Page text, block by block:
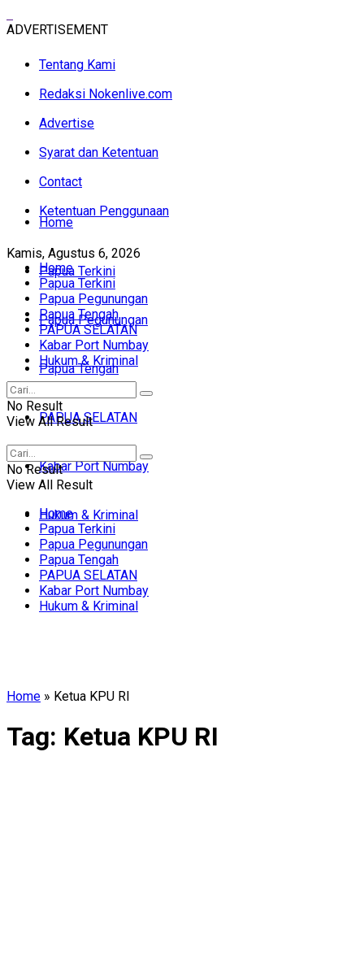
ADVERTISEMENT
Tentang Kami
Redaksi Nokenlive.com
Advertise
Syarat dan Ketentuan
Contact
Ketentuan Penggunaan
Kamis, Agustus 6, 2026
Home
Papua Terkini
Papua Pegunungan
Papua Tengah
PAPUA SELATAN
Kabar Port Numbay
Hukum & Kriminal
Home
Papua Terkini
Papua Pegunungan
Papua Tengah
PAPUA SELATAN
Kabar Port Numbay
Hukum & Kriminal
No Result
View All Result
No Result
View All Result
Home
Papua Terkini
Papua Pegunungan
Papua Tengah
PAPUA SELATAN
Kabar Port Numbay
Hukum & Kriminal
Home » Ketua KPU RI
Tag: Ketua KPU RI